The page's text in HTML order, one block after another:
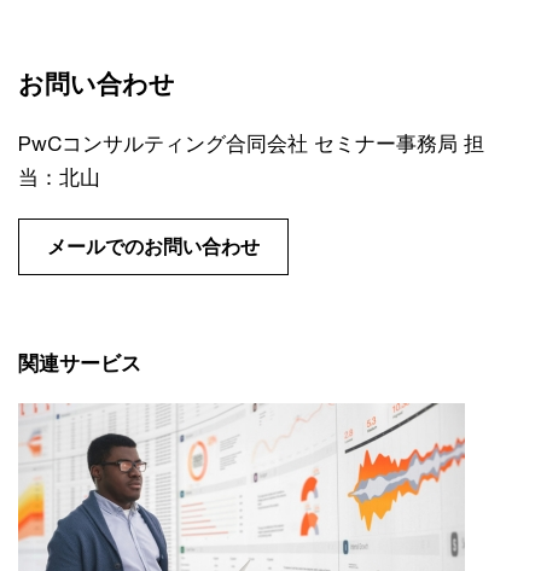
お問い合わせ
PwCコンサルティング合同会社 セミナー事務局 担
当：北山
メールでのお問い合わせ
関連サービス